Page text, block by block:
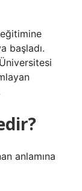
başladı.
anlamına